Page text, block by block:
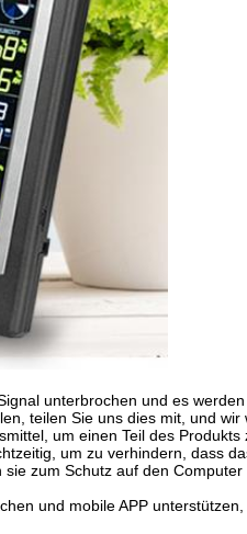
unterbrochen und es
teilen Sie uns dies mit, und
um einen Teil des
um zu verhindern, dass
zum Schutz auf den Computer
und mobile APP